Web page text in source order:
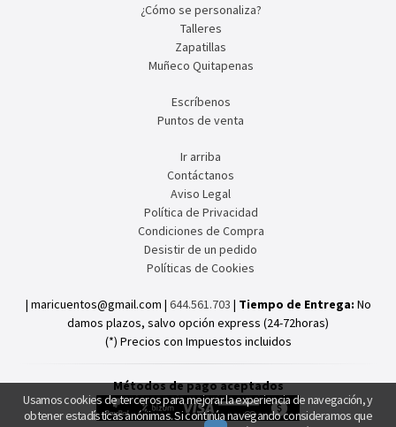
¿Cómo se personaliza?
Talleres
Zapatillas
Muñeco Quitapenas
Escríbenos
Puntos de venta
Ir arriba
Contáctanos
Aviso Legal
Política de Privacidad
Condiciones de Compra
Desistir de un pedido
Políticas de Cookies
| maricuentos@gmail.com | 644.561.703 | Tiempo de Entrega: No
damos plazos, salvo opción express (24-72horas)
(*) Precios con Impuestos incluidos
Métodos de pago aceptados
Usamos cookies de terceros para mejorar la experiencia de navegación, y
obtener estadísticas anónimas. Si continúa navegando consideramos que